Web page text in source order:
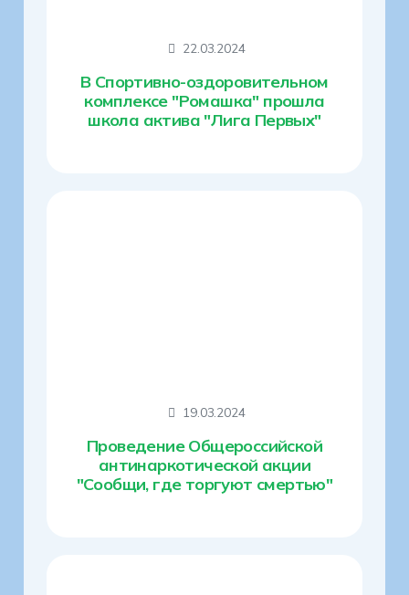
22.03.2024
В Спортивно-оздоровительном
комплексе "Ромашка" прошла
школа актива "Лига Первых"
19.03.2024
Проведение Общероссийской
антинаркотической акции
"Сообщи, где торгуют смертью"